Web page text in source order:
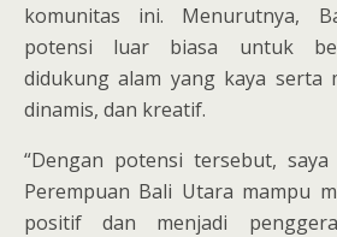
komunitas ini. Menurutnya,
potensi luar biasa untuk
didukung alam yang kaya serta
dinamis, dan kreatif.
“Dengan potensi tersebut,
Perempuan Bali Utara mampu
positif dan menjadi